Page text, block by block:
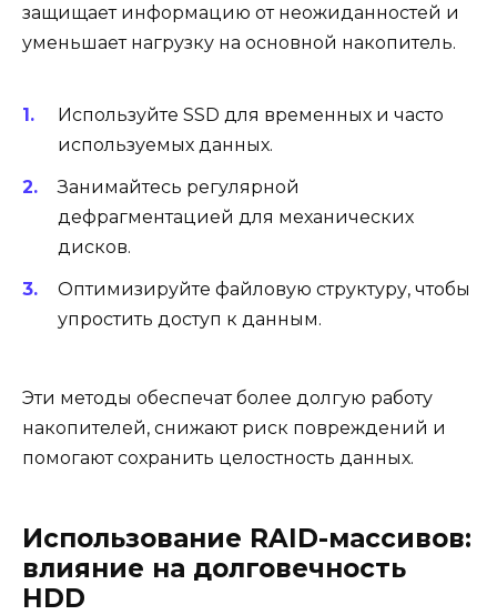
защищает информацию от неожиданностей и
уменьшает нагрузку на основной накопитель.
Используйте SSD для временных и часто
используемых данных.
Занимайтесь регулярной
дефрагментацией для механических
дисков.
Оптимизируйте файловую структуру, чтобы
упростить доступ к данным.
Эти методы обеспечат более долгую работу
накопителей, снижают риск повреждений и
помогают сохранить целостность данных.
Использование RAID-массивов:
влияние на долговечность
HDD